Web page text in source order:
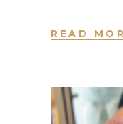
READ